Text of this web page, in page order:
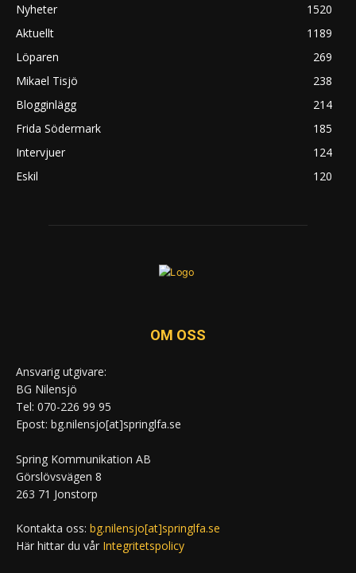
Nyheter
1520
Aktuellt
1189
Löparen
269
Mikael Tisjö
238
Blogginlägg
214
Frida Södermark
185
Intervjuer
124
Eskil
120
OM OSS
Ansvarig utgivare:
BG Nilensjö
Tel: 070-226 99 95
Epost: bg.nilensjo[at]springlfa.se
Spring Kommunikation AB
Görslövsvägen 8
263 71 Jonstorp
Kontakta oss: bg.nilensjo[at]springlfa.se
Här hittar du vår Integritetspolicy